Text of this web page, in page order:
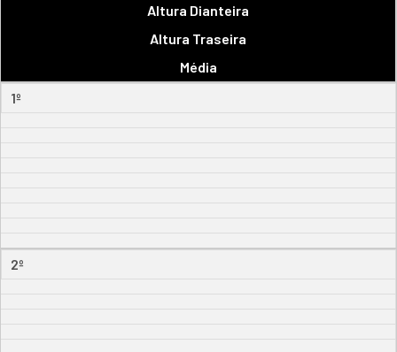
Altura Dianteira
Altura Traseira
Média
1º
2º